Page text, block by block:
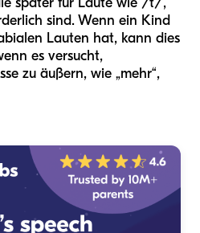
sind. Wenn ein Kind
Lauten hat, kann dies
es versucht,
zu äußern, wie „mehr“,